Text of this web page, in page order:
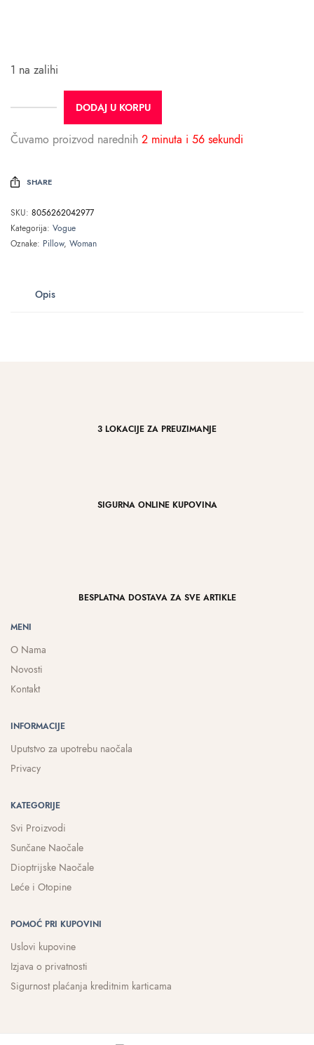
1 na zalihi
DODAJ U KORPU
Čuvamo proizvod narednih 2 minuta i 56 sekundi
SHARE
SKU: 8056262042977
Kategorija: Vogue
Oznake: Pillow, Woman
Opis
3 LOKACIJE ZA PREUZIMANJE
SIGURNA ONLINE KUPOVINA
BESPLATNA DOSTAVA ZA SVE ARTIKLE
MENI
O Nama
Novosti
Kontakt
INFORMACIJE
Uputstvo za upotrebu naočala
Privacy
KATEGORIJE
Svi Proizvodi
Sunčane Naočale
Dioptrijske Naočale
Leće i Otopine
POMOĆ PRI KUPOVINI
Uslovi kupovine
Izjava o privatnosti
Sigurnost plaćanja kreditnim karticama